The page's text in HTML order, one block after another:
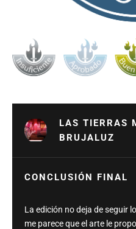
LAS TIERRAS
BRUJALUZ
CONCLUSIÓN FINAL
La edición no deja de seguir
me parece que el arte le